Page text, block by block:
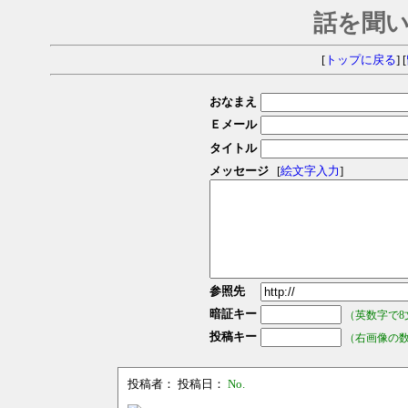
話を聞
[トップに戻る] [
おなまえ
Ｅメール
タイトル
メッセージ
[絵文字入力]
参照先
暗証キー
（英数字で
投稿キー （右画像の
投稿者： 投稿日： No.